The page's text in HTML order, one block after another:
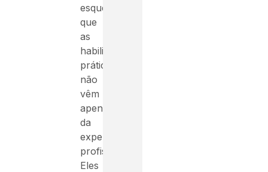
esqueça
que
as
habilidades
práticas
não
vêm
apenas
da
experiência
profissional.
Eles